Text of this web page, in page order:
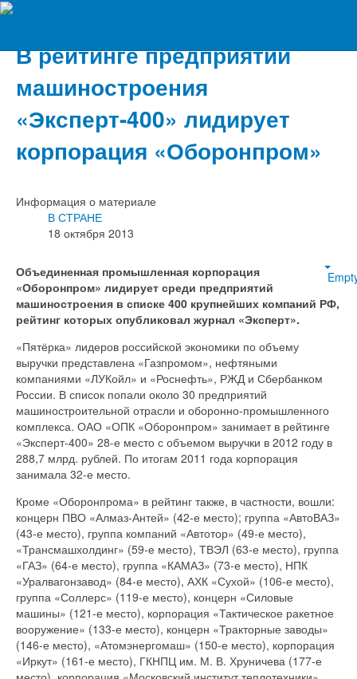
В рейтинге предприятий
машиностроения
«Эксперт-400» лидирует
корпорация «Оборонпром»
Информация о материале
В СТРАНЕ
18 октября 2013
Объединенная промышленная корпорация
«Оборонпром» лидирует среди предприятий
машиностроения в списке 400 крупнейших компаний РФ,
рейтинг которых опубликовал журнал «Эксперт».
«Пятёрка» лидеров российской экономики по объему
выручки представлена «Газпромом», нефтяными
компаниями «ЛУКойл» и «Роснефть», РЖД и Сбербанком
России. В список попали около 30 предприятий
машиностроительной отрасли и оборонно-промышленного
комплекса. ОАО «ОПК «Оборонпром» занимает в рейтинге
«Эксперт-400» 28-е место с объемом выручки в 2012 году в
288,7 млрд. рублей. По итогам 2011 года корпорация
занимала 32-е место.
Кроме «Оборонпрома» в рейтинг также, в частности, вошли:
концерн ПВО «Алмаз-Антей» (42-е место); группа «АвтоВАЗ»
(43-е место), группа компаний «Автотор» (49-е место),
«Трансмашхолдинг» (59-е место), ТВЭЛ (63-е место), группа
«ГАЗ» (64-е место), группа «КАМАЗ» (73-е место), НПК
«Уралвагонзавод» (84-е место), АХК «Сухой» (106-е место),
группа «Соллерс» (119-е место), концерн «Силовые
машины» (121-е место), корпорация «Тактическое ракетное
вооружение» (133-е место), концерн «Тракторные заводы»
(146-е место), «Атомэнергомаш» (150-е место), корпорация
«Иркут» (161-е место), ГКНПЦ им. М. В. Хруничева (177-е